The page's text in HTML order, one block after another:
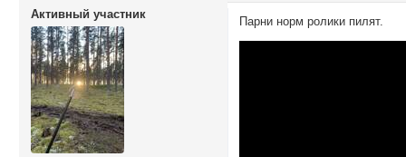
Активный участник
Парни норм ролики пилят.